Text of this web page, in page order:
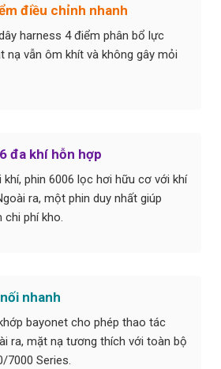
điều chỉnh nhanh
harness 4 điểm phân bổ lực
nạ vẫn ôm khít và không gây mỏi
đa khí hỗn hợp
khí, phin 6006 lọc hơi hữu cơ với khí
ra, một phin duy nhất giúp
chi phí kho.
nhanh
bayonet cho phép thao tác
ra, mặt nạ tương thích với toàn bộ
7000 Series.